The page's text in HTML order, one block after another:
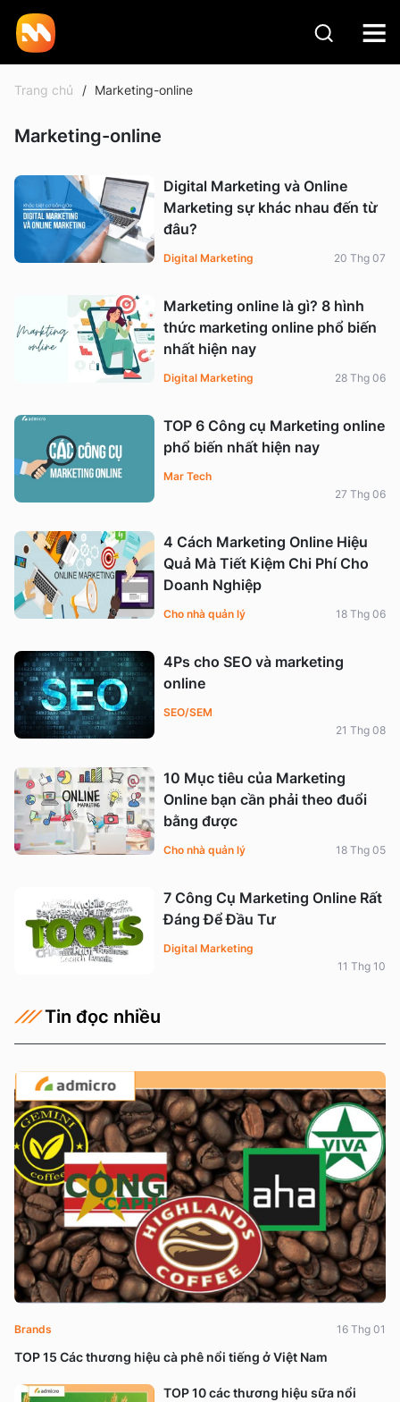
Trang chủ Marketing-online
Marketing-online
Digital Marketing và Online
Marketing sự khác nhau đến từ
đâu?
Digital Marketing 20 Thg 07
Marketing online là gì? 8 hình
thức marketing online phổ biến
nhất hiện nay
Digital Marketing 28 Thg 06
TOP 6 Công cụ Marketing online
phổ biến nhất hiện nay
Mar Tech
27 Thg 06
4 Cách Marketing Online Hiệu
Quả Mà Tiết Kiệm Chi Phí Cho
Doanh Nghiệp
Cho nhà quản lý 18 Thg 06
4Ps cho SEO và marketing
online
SEO/SEM
21 Thg 08
10 Mục tiêu của Marketing
Online bạn cần phải theo đuổi
bằng được
Cho nhà quản lý 18 Thg 05
7 Công Cụ Marketing Online Rất
Đáng Để Đầu Tư
Digital Marketing
11 Thg 10
Tin đọc nhiều
TOP 15 Các thương hiệu cà phê nổi tiếng ở Việt Nam
Brands 16 Thg 01
TOP 10 các thương hiệu sữa nổi